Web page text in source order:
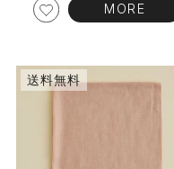
MORE
送料無料